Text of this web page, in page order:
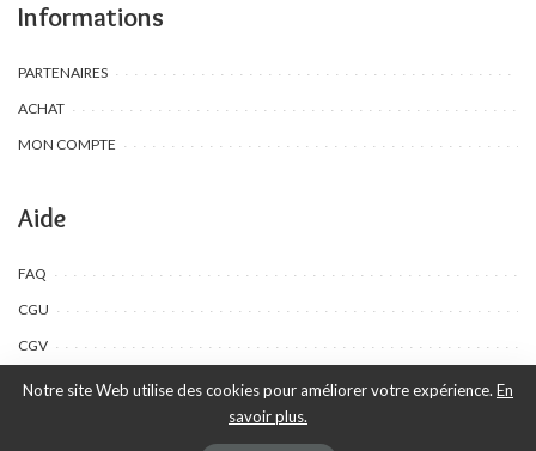
Informations
PARTENAIRES
ACHAT
MON COMPTE
Aide
FAQ
CGU
CGV
©Toombow Kids, 2022 - 2024 - Tous droits réservés | Créé par Ewing
Notre site Web utilise des cookies pour améliorer votre expérience. En
savoir plus.